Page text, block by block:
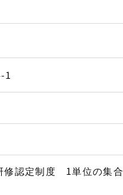
1
修認定制度 1単位の集合